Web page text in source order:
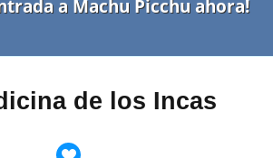
a Machu Picchu ahora!
de los Incas